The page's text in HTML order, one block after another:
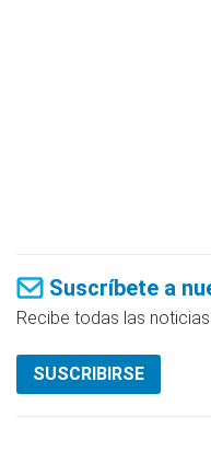
Suscríbete a
Recibe todas las
SUSCRIBIRSE